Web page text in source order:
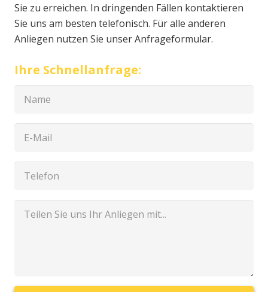
Sie zu erreichen. In dringenden Fällen kontaktieren
Sie uns am besten telefonisch. Für alle anderen
Anliegen nutzen Sie unser Anfrageformular.
Ihre Schnellanfrage: